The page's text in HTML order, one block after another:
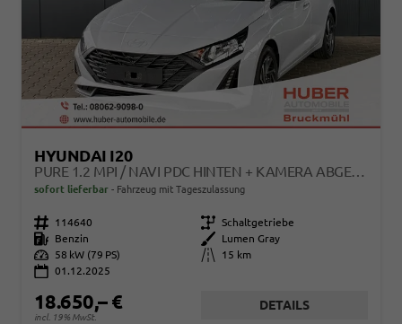
HYUNDAI I20
PURE 1.2 MPI / NAVI PDC HINTEN + KAMERA ABGEDUNKELTE SCHEIBEN TEMPOMAT ALU 16"
sofort lieferbar Fahrzeug mit Tageszulassung
Fahrzeugnr. 114640 Getriebe Schaltgetriebe
Kraftstoff
Benzin Außenfarbe
Lumen Gray
Leistung
58 kW (79 PS) Kilometerstand
15 km
01.12.2025
18.650,– €
incl. 19% MwSt.
DETAILS